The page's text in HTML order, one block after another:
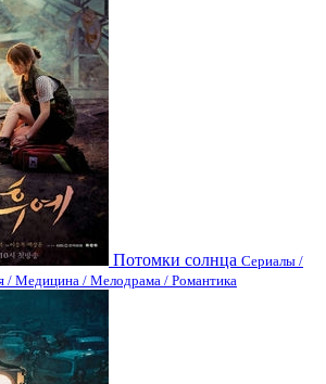
Потомки солнца Сериалы /
/ Медицина / Мелодрама / Романтика